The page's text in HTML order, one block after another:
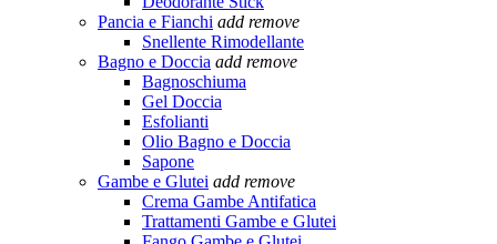
Pancia e Fianchi add remove
Snellente Rimodellante
Bagno e Doccia add remove
Bagnoschiuma
Gel Doccia
Esfolianti
Olio Bagno e Doccia
Sapone
Gambe e Glutei add remove
Crema Gambe Antifatica
Trattamenti Gambe e Glutei